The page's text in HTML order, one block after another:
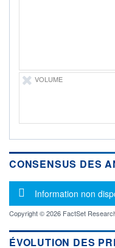
Non éligible
Boursobank
VOLUME
CONSENSUS DES
Message
Information non
Copyright © 2026 FactSet
ÉVOLUTION DES